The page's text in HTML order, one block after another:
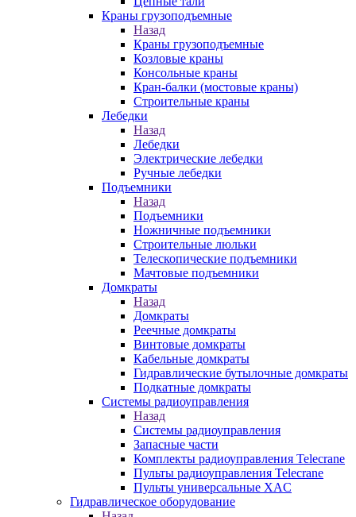
Краны грузоподъемные
Назад
Краны грузоподъемные
Козловые краны
Консольные краны
Кран-балки (мостовые краны)
Строительные краны
Лебедки
Назад
Лебедки
Электрические лебедки
Ручные лебедки
Подъемники
Назад
Подъемники
Ножничные подъемники
Строительные люльки
Телескопические подъемники
Мачтовые подъемники
Домкраты
Назад
Домкраты
Реечные домкраты
Винтовые домкраты
Кабельные домкраты
Гидравлические бутылочные домкраты
Подкатные домкраты
Системы радиоуправления
Назад
Системы радиоуправления
Запасные части
Комплекты радиоуправления Telecrane
Пульты радиоуправления Telecrane
Пульты универсальные XAC
Гидравлическое оборудование